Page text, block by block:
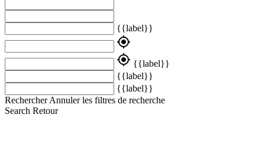
{{label}}
my_location
my_location {{label}}
{{label}}
{{label}}
Rechercher Annuler les filtres de recherche
Search Retour